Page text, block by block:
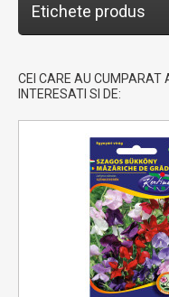
Etichete produs
CEI CARE AU CUMPARAT
INTERESATI SI DE: